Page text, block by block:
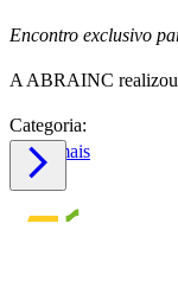
Encontro exclusivo
A ABRAINC
Categoria:
Saiba mais
